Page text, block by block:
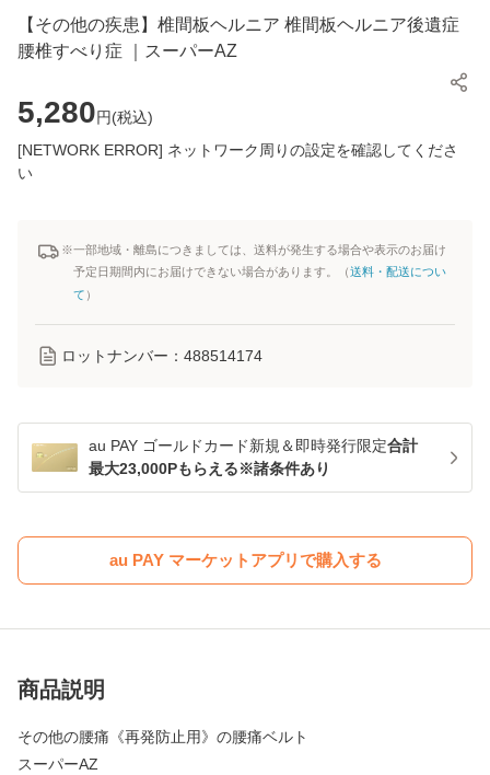
【その他の疾患】椎間板ヘルニア 椎間板ヘルニア後遺症
腰椎すべり症 ｜スーパーAZ
5,280円(税込)
[NETWORK ERROR] ネットワーク周りの設定を確認してくださ
い
※一部地域・離島につきましては、送料が発生する場合や表示のお届け
予定日期間内にお届けできない場合があります。（送料・配送につい
て ）
ロットナンバー： 488514174
au PAY ゴールドカード新規＆即時発行限定合計
最大23,000Pもらえる※諸条件あり
au PAY マーケットアプリで購入する
商品説明
その他の腰痛《再発防止用》の腰痛ベルト
スーパーAZ